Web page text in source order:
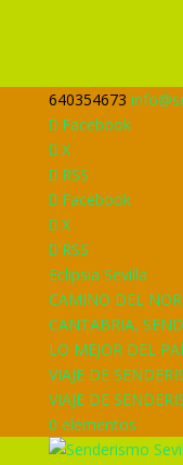
640354673
Facebook
X
RSS
Facebook
X
RSS
Eclipsia Sevilla
CAMINO DEL
CANTABRIA,
LO MEJOR DEL
VIAJE DE
VIAJE DE
0 elementos